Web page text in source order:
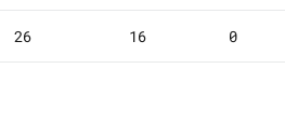
26 16 0